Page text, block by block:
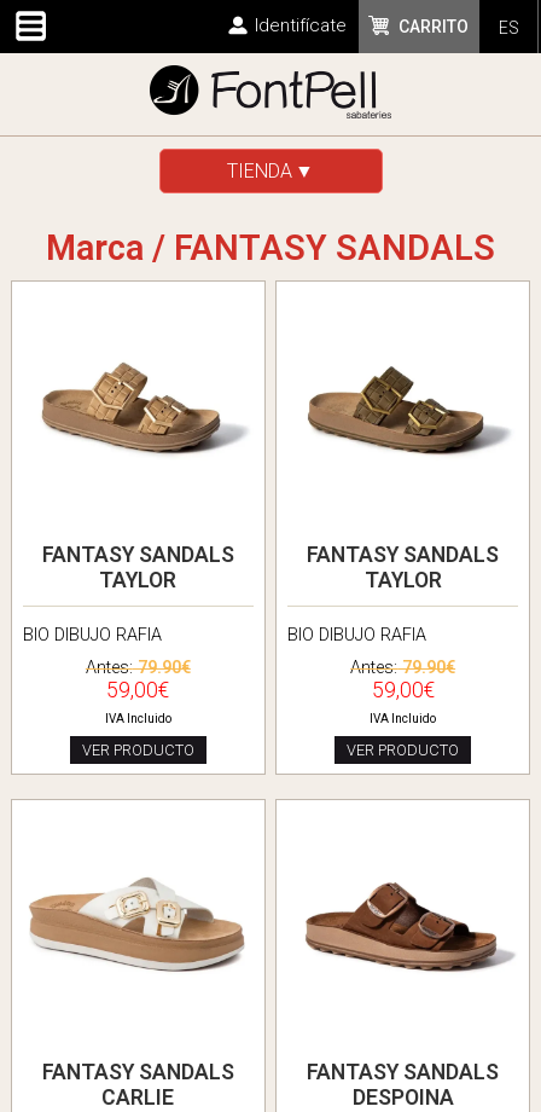
ES
CARRITO
Identifícate
TIENDA
Marca / FANTASY SANDALS
FANTASY SANDALS
TAYLOR
BIO DIBUJO RAFIA
Antes:79.90€
59,00€
IVA Incluido
VER PRODUCTO
FANTASY SANDALS
TAYLOR
BIO DIBUJO RAFIA
Antes:79.90€
59,00€
IVA Incluido
VER PRODUCTO
FANTASY SANDALS
CARLIE
FANTASY SANDALS
DESPOINA